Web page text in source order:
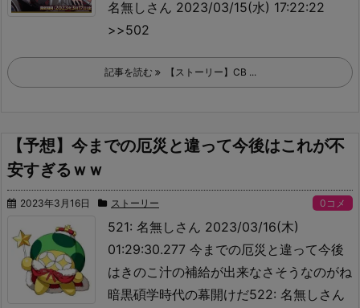
名無しさん 2023/03/15(水) 17:22:22
>>502
記事を読む 【ストーリー】CB ...
【予想】今までの厄災と違って今後はこれが不
安すぎるｗｗ
2023年3月16日 ストーリー 0コメ
521: 名無しさん 2023/03/16(木)
01:29:30.277 今までの厄災と違って今後
はきのこ汁の補給が出来なさそうなのがね
暗黒碩学時代の幕開けだ522: 名無しさん